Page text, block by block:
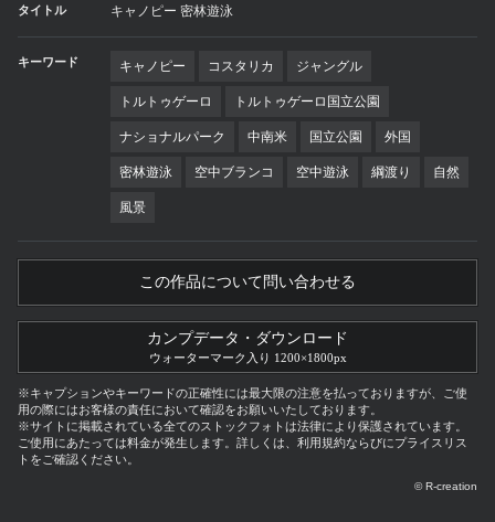
タイトル キャノピー 密林遊泳
キーワード キャノピー コスタリカ ジャングル
トルトゥゲーロ トルトゥゲーロ国立公園
ナショナルパーク 中南米 国立公園 外国
密林遊泳 空中ブランコ 空中遊泳 綱渡り 自然
風景
この作品について問い合わせる
カンプデータ・ダウンロード
ウォーターマーク入り 1200×1800px
※キャプションやキーワードの正確性には最大限の注意を払っておりますが、ご使
用の際にはお客様の責任において確認をお願いいたしております。
※サイトに掲載されている全てのストックフォトは法律により保護されています。
ご使用にあたっては料金が発生します。詳しくは、利用規約ならびにプライスリス
トをご確認ください。
© R-creation